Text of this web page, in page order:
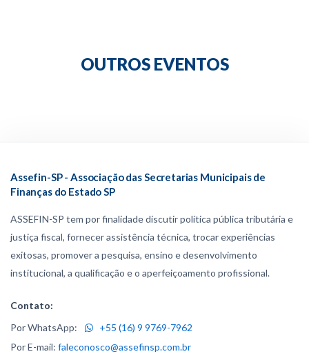
OUTROS EVENTOS
Assefin-SP - Associação das Secretarias Municipais de
Finanças do Estado SP
ASSEFIN-SP tem por finalidade discutir política pública tributária e
justiça fiscal, fornecer assistência técnica, trocar experiências
exitosas, promover a pesquisa, ensino e desenvolvimento
institucional, a qualificação e o aperfeiçoamento profissional.
Contato:
Por WhatsApp:
+55 (16) 9 9769-7962
Por E-mail: faleconosco@assefinsp.com.br